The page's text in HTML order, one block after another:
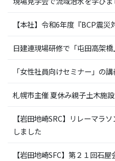
【本社】令和6年度『BCP震
日建連現場研修で「屯田高架
「女性社員向けセミナー」の
札幌市主催 夏休み親子土木施
【岩田地崎SRC】リレーマラ
しました
【岩田地崎SFC】第２１回石屋